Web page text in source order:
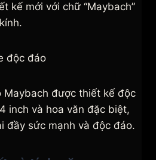
kế mới với chữ “Maybach”
độc đáo
Maybach được thiết kế độc
inch và hoa văn đặc biệt,
đầy sức mạnh và độc đáo.